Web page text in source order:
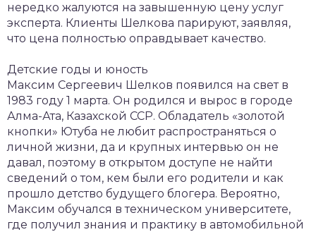
нередко жалуются на завышенную цену услуг
эксперта. Клиенты Шелкова парируют, заявляя,
что цена полностью оправдывает качество.
Детские годы и юность
Максим Сергеевич Шелков появился на свет в
1983 году 1 марта. Он родился и вырос в городе
Алма-Ата, Казахской ССР. Обладатель «золотой
кнопки» Ютуба не любит распространяться о
личной жизни, да и крупных интервью он не
давал, поэтому в открытом доступе не найти
сведений о том, кем были его родители и как
прошло детство будущего блогера. Вероятно,
Максим обучался в техническом университете,
где получил знания и практику в автомобильной